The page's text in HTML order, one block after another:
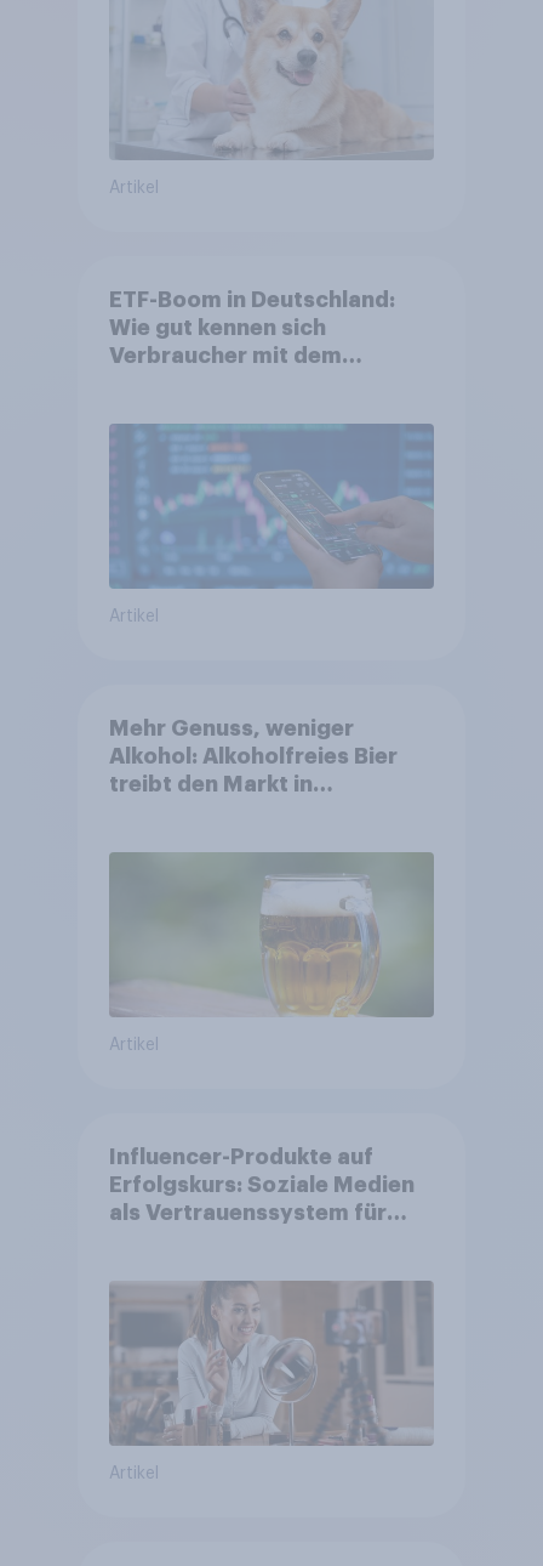
Artikel
ETF-Boom in Deutschland:
Wie gut kennen sich
Verbraucher mit dem
Artikel
Mehr Genuss, weniger
Alkohol: Alkoholfreies Bier
treibt den Markt in
Artikel
Influencer-Produkte auf
Erfolgskurs: Soziale Medien
als Vertrauenssystem für
Artikel